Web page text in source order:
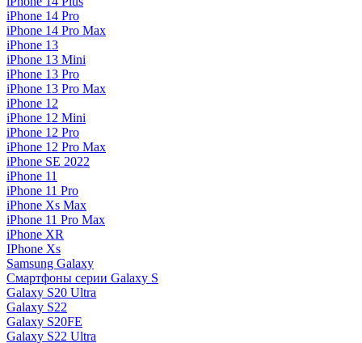
iPhone 14 Pro
iPhone 14 Pro Max
iPhone 13
iPhone 13 Mini
iPhone 13 Pro
iPhone 13 Pro Max
iPhone 12
iPhone 12 Mini
iPhone 12 Pro
iPhone 12 Pro Max
iPhone SE 2022
iPhone 11
iPhone 11 Pro
iPhone Xs Max
iPhone 11 Pro Max
iPhone XR
IPhone Xs
Samsung Galaxy
Смартфоны серии Galaxy S
Galaxy S20 Ultra
Galaxy S22
Galaxy S20FE
Galaxy S22 Ultra